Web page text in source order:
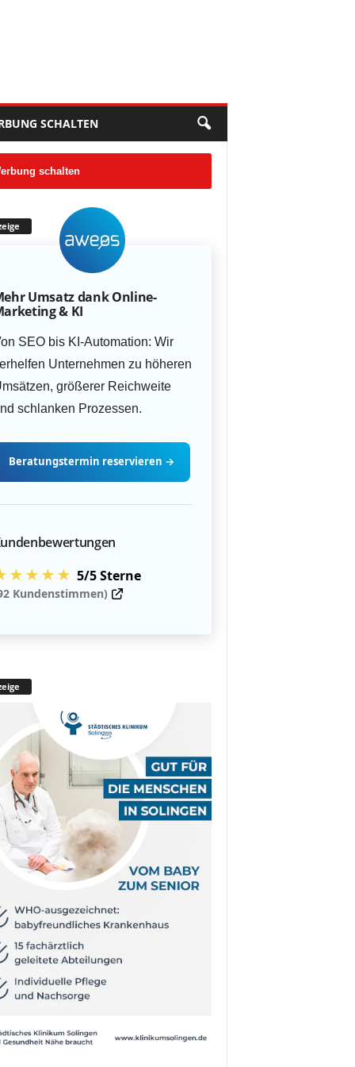
SCHALTEN
schalten
Umsatz dank Online-
& KI
SEO bis KI-Automation: Wir
Unternehmen zu höheren
größerer Reichweite
schlanken Prozessen.
Beratungstermin reservieren →
5/5 Sterne
Kundenstimmen)